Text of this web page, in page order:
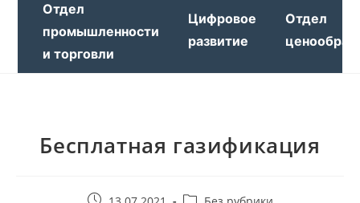
Отдел
промышленности
и торговли
Цифровое
развитие
Отдел
Бесплатная газификация